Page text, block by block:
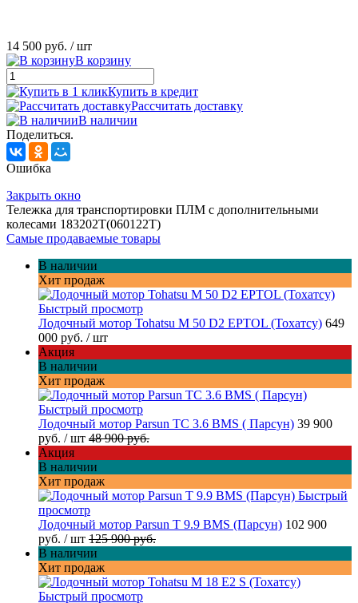
14 500 руб. / шт
В корзину
Купить в кредит
Рассчитать доставку
В наличии
Поделиться.
Ошибка
Закрыть окно
Тележка для транспортировки ПЛМ с дополнительными
колесами 183202Т(060122T)
Самые продаваемые товары
В наличии
Хит продаж
Быстрый просмотр
Лодочный мотор Tohatsu M 50 D2 EPTOL (Тохатсу) 649
000 руб. / шт
Акция
В наличии
Хит продаж
Быстрый просмотр
Лодочный мотор Parsun TC 3.6 BMS ( Парсун) 39 900
руб. / шт 48 900 руб.
Акция
В наличии
Хит продаж
Быстрый
просмотр
Лодочный мотор Parsun T 9.9 BMS (Парсун) 102 900
руб. / шт 125 900 руб.
В наличии
Хит продаж
Быстрый просмотр